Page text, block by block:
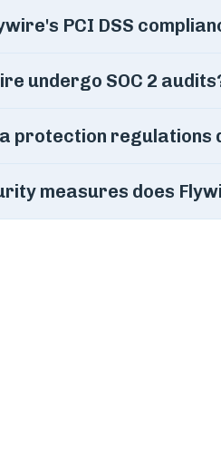
PCI DSS
undergo SOC 2
protection regulations
measures does